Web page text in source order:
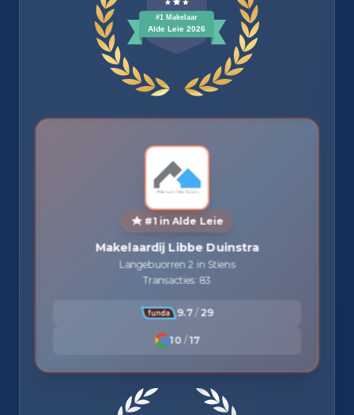
#1 in Alde Leie
Makelaardij Libbe Duinstra
Langebuorren 2 in Stiens
Transacties: 83
9.7 / 29
10 /17